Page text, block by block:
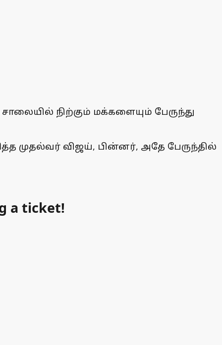
நிற்கும் மக்களையும் பேருந்து
முதல்வர் விஜய், பின்னர், அதே பேருந்தில்
a ticket!